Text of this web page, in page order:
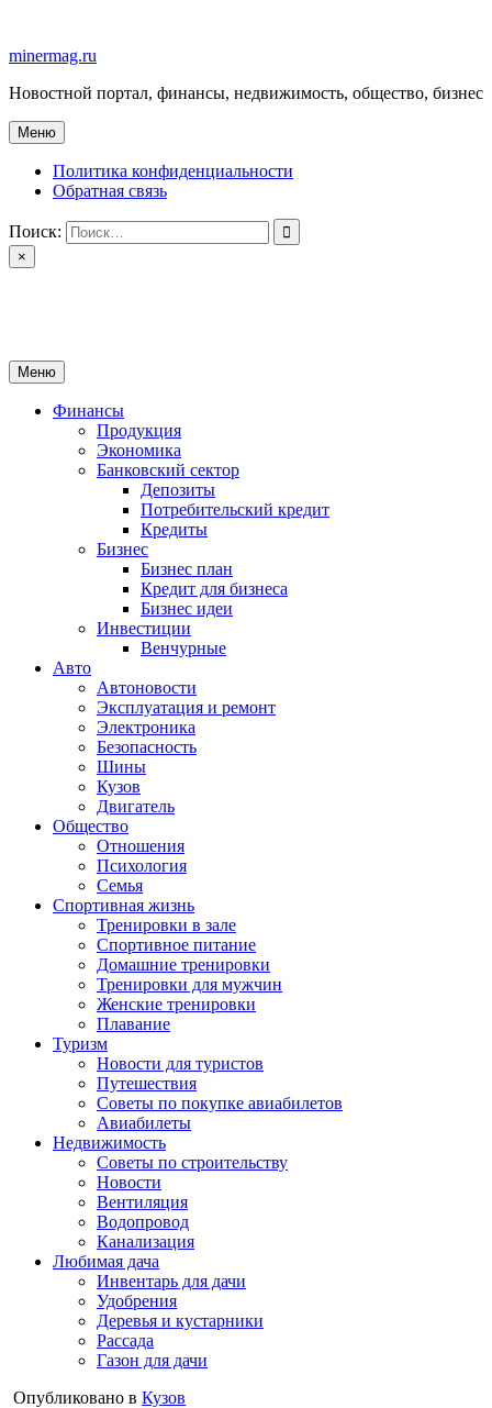
содержимому
minermag.ru
Новостной портал, финансы, недвижимость, общество, бизнес
Меню
Политика конфиденциальности
Обратная связь
Поиск:
×
Меню
Финансы
Продукция
Экономика
Банковский сектор
Депозиты
Потребительский кредит
Кредиты
Бизнес
Бизнес план
Кредит для бизнеса
Бизнес идеи
Инвестиции
Венчурные
Авто
Автоновости
Эксплуатация и ремонт
Электроника
Безопасность
Шины
Кузов
Двигатель
Общество
Отношения
Психология
Семья
Спортивная жизнь
Тренировки в зале
Спортивное питание
Домашние тренировки
Тренировки для мужчин
Женские тренировки
Плавание
Туризм
Новости для туристов
Путешествия
Советы по покупке авиабилетов
Авиабилеты
Недвижимость
Советы по строительству
Новости
Вентиляция
Водопровод
Канализация
Любимая дача
Инвентарь для дачи
Удобрения
Деревья и кустарники
Рассада
Газон для дачи
Опубликовано в Кузов